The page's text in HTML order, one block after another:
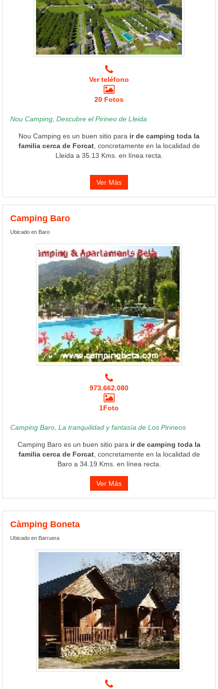
Ver teléfono
20 Fotos
Nou Camping, Descubre el Pirineo de Lleida
Nou Camping es un buen sitio para ir de camping toda la
familia cerca de Forcat, concretamente en la localidad de
Lleida a 35.13 Kms. en línea recta.
Ver Más
Camping Baro
Ubicado en Baro
973.662.080
1Foto
Camping Baro, La tranquilidad y fantasía de Los Pirineos
Camping Baro es un buen sitio para ir de camping toda la
familia cerca de Forcat, concretamente en la localidad de
Baro a 34.19 Kms. en línea recta.
Ver Más
Càmping Boneta
Ubicado en Barruera